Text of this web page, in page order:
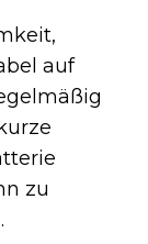
auf
zu